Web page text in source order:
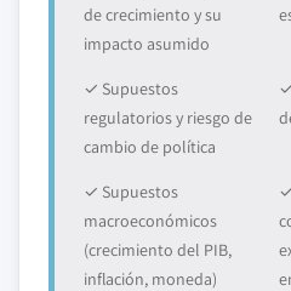
de crecimiento y su
impacto asumido
✓ Supuestos
regulatorios y riesgo de
cambio de política
✓ Supuestos
macroeconómicos
(crecimiento del PIB,
inflación, moneda)